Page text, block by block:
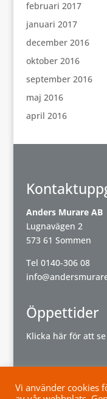
februari 2017
januari 2017
december 2016
oktober 2016
september 2016
maj 2016
april 2016
Anders Murare AB
Lugnavägen 2
573 61 Sommen
Tel 0140-306 08
Öppettider
Klicka här för att
Vi använder cookies